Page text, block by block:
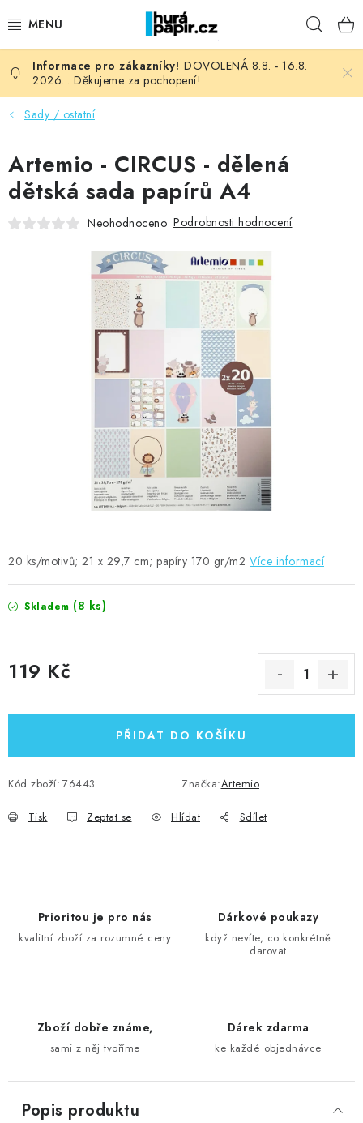
na
NOVINKY
HURÁ DÍLNA
VŠECHNO ZBOŽÍ
KNIHAŘSKÝ MATERIÁL
FOTORECENZE
MOJE OBJEDNÁVKA
Kontakty Moje objednávka
Hodnocení obchodu
Obchodní podmínky
Podmínky ochrany osobních údajů
Ověřování recenzí
DOVOLENÁ 8.8. - 16.8.
2026... Děkujeme za pochopení!
Sady / ostatní
20 ks/motivů; 21 x 29,7 cm; papíry 170 gr/m2 Více informací
Skladem (8 ks)
119 Kč
PŘIDAT DO KOŠÍKU
Kód zboží: 76443 Značka:Artemio
Tisk Zeptat se Hlídat Sdílet
Artemio - CIRCUS - dělená
dětská sada papírů A4
Neohodnoceno Podrobnosti hodnocení
Prioritou je pro nás
kvalitní zboží za rozumné ceny
Dárkové poukazy
když nevíte, co konkrétně
darovat
Zboží dobře známe,
sami z něj tvoříme
Dárek zdarma
ke každé objednávce
Popis produktu